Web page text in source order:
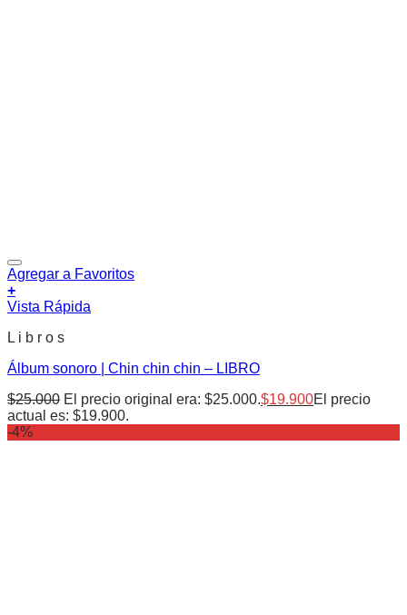
Agregar a Favoritos
+
Vista Rápida
L i b r o s
Álbum sonoro | Chin chin chin – LIBRO
$25.000 El precio original era: $25.000.$19.900El precio
actual es: $19.900.
-4%